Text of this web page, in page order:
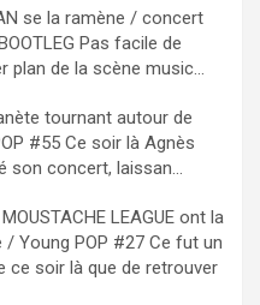
se la ramène / concert
Pas facile de
plan de la scène music...
tournant autour de
#55 Ce soir là Agnès
son concert, laissan...
LEAGUE ont la
/ Young POP #27 Ce fut un
ce soir là que de retrouver